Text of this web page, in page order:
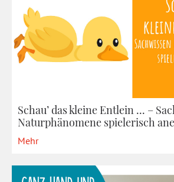
Schau’ das kleine Entlein ... –
Naturphänomene spielerisch
Mehr